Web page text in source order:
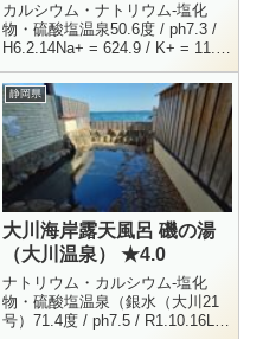
カルシウム・ナトリウム-塩化
物・硫酸塩温泉50.6度 / ph7.3 /
H6.2.14Na+ = 624.9 / K+ = 11.5
/ Ca++ = 707.8 / Mg++ ...
静岡県
大川海岸露天風呂 磯の湯
（大川温泉） ★4.0
ナトリウム・カルシウム-塩化
物・硫酸塩温泉（銀水（大川21
号）71.4度 / ph7.5 / R1.10.16Li+